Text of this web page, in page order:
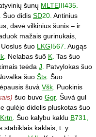
šunų MLTEIII435.
. Šuo didis SD20. Antinius
davė vilkinius šunis – ir
mažais gurinukais,
Uoslus šuo LKGI567. Augąs
. Nelabas šuõ K. Tas šuo
teėda J. Patvylokas šuo
šuo Šts. Šuo
šuvà Všk. Puokinis
šuo buvo Ggr. Šuvà gul
gulėjo didelis pluskotas šuo
Krtn. Šuo kalybu kaklu B731,
stabiklais kaklais, t. y.